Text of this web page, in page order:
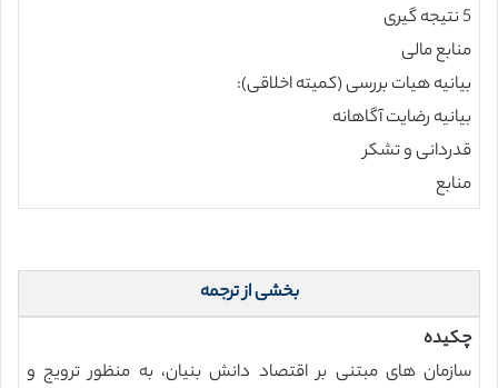
5 نتیجه گیری
منابع مالی
بیانیه هیات بررسی (کمیته اخلاقی):
بیانیه رضایت آگاهانه
قدردانی و تشکر
منابع
بخشی از ترجمه
چکیده
سازمان های مبتنی بر اقتصاد دانش بنیان، به منظور ترویج و